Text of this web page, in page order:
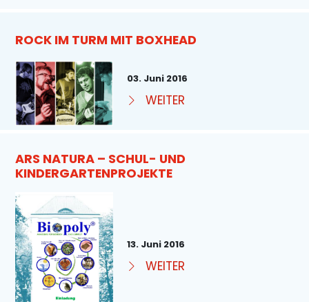
ROCK IM TURM MIT BOXHEAD
03. Juni 2016
WEITER
ARS NATURA – SCHUL- UND
KINDERGARTENPROJEKTE
13. Juni 2016
WEITER